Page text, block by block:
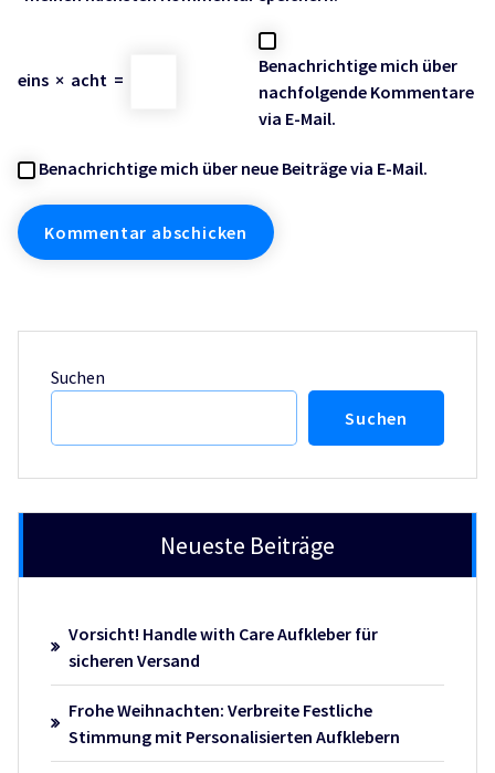
eins × acht =
Benachrichtige mich über
nachfolgende Kommentare
via E-Mail.
Benachrichtige mich über neue Beiträge via E-Mail.
Suchen
Suchen
Neueste Beiträge
Vorsicht! Handle with Care Aufkleber für
sicheren Versand
Frohe Weihnachten: Verbreite Festliche
Stimmung mit Personalisierten Aufklebern